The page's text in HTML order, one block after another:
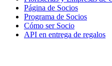
Página de Socios
Programa de Socios
Cómo ser Socio
API en entrega de regalos